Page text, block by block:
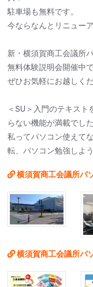
駐車場も無料です。
今ならなんとリニュー
新・横須賀商工会議所
無料体験説明会開催中で
ぜひお気軽にお越しく
＜SU＞入門のテキス
らない機能が満載でした
私ってパソコン使えて
転、パソコン勉強しよ
横須賀商工会議所パ
横須賀商工会議所パ